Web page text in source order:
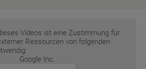
Videos ist eine Zustimmung für
Ressourcen von folgenden
Google Inc.